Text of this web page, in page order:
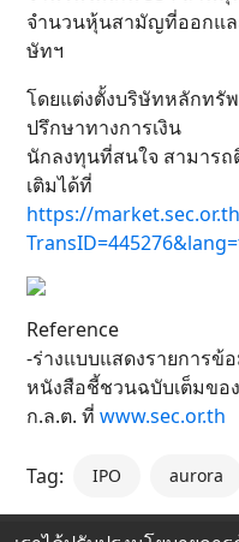
จำนวนหุ้นสามัญที่ออกแล
ษัทฯ
โดยแต่งตั้งบริษัทหลักทรั
ปรึกษาทางการเงิน
นักลงทุนที่สนใจ สามารถ
เติมได้ที่
https://
Reference
-ร่างแบบแสดงรายการข้
หนังสือชี้ชวนฉบับเต็มขอ
ก.ล.ต. ที่ www.sec.or.th
Tag: IPO aurora